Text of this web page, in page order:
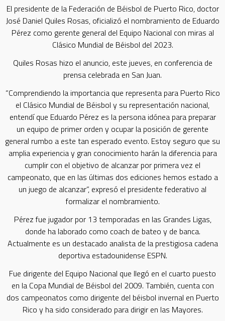
El presidente de la Federación de Béisbol de Puerto Rico, doctor
José Daniel Quiles Rosas, oficializó el nombramiento de Eduardo
Pérez como gerente general del Equipo Nacional con miras al
Clásico Mundial de Béisbol del 2023.
Quiles Rosas hizo el anuncio, este jueves, en conferencia de
prensa celebrada en San Juan.
“Comprendiendo la importancia que representa para Puerto Rico
el Clásico Mundial de Béisbol y su representación nacional,
entendí que Eduardo Pérez es la persona idónea para preparar
un equipo de primer orden y ocupar la posición de gerente
general rumbo a este tan esperado evento. Estoy seguro que su
amplia experiencia y gran conocimiento harán la diferencia para
cumplir con el objetivo de alcanzar por primera vez el
campeonato, que en las últimas dos ediciones hemos estado a
un juego de alcanzar”, expresó el presidente federativo al
formalizar el nombramiento.
Pérez fue jugador por 13 temporadas en las Grandes Ligas,
donde ha laborado como coach de bateo y de banca.
Actualmente es un destacado analista de la prestigiosa cadena
deportiva estadounidense ESPN.
Fue dirigente del Equipo Nacional que llegó en el cuarto puesto
en la Copa Mundial de Béisbol del 2009. También, cuenta con
dos campeonatos como dirigente del béisbol invernal en Puerto
Rico y ha sido considerado para dirigir en las Mayores.